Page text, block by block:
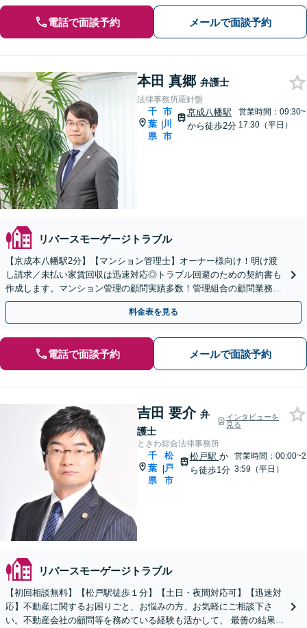
電話で面談予約 メールで面談予約
本田 真郷 弁護士
法律事務所羅針盤
千
葉
県
|
市
川
市
京成八幡駅
から徒歩2分
営業時間：09:30~
17:30（平日）
リバースモーゲージトラブル
【京成本八幡駅2分】【マンション管理士】オーナー様向け！明け渡
し請求／未払い家賃回収は迅速対応◎トラブル回避のための契約書も
作成します。マンション管理の顧問実績多数！管理組合の顧問業務な
どもお任せください。【初回面談無料】
料金表を見る
電話で面談予約 メールで面談予約
吉田 要介 弁
護士
インタビューを
見る
ときわ綜合法律事務所
千
葉
県
|
松
戸
市
松戸駅 か
ら徒歩1分
営業時間：00:00~2
3:59（平日）
リバースモーゲージトラブル
【初回相談無料】【松戸駅徒歩１分】【土日・夜間対応可】【迅速対
応】不動産に関するお困りごと、お悩みの方、お気軽にご相談下さ
い。不動産会社の顧問等を務めている経験も活かして、 最善の結果が